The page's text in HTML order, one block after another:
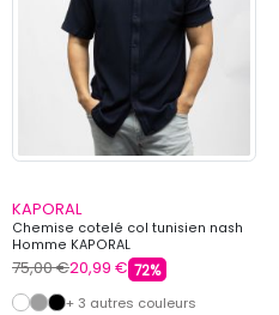
KAPORAL
Chemise cotelé col tunisien nash
Homme KAPORAL
75,00 €20,99 € 72%
+ 3 autres couleurs